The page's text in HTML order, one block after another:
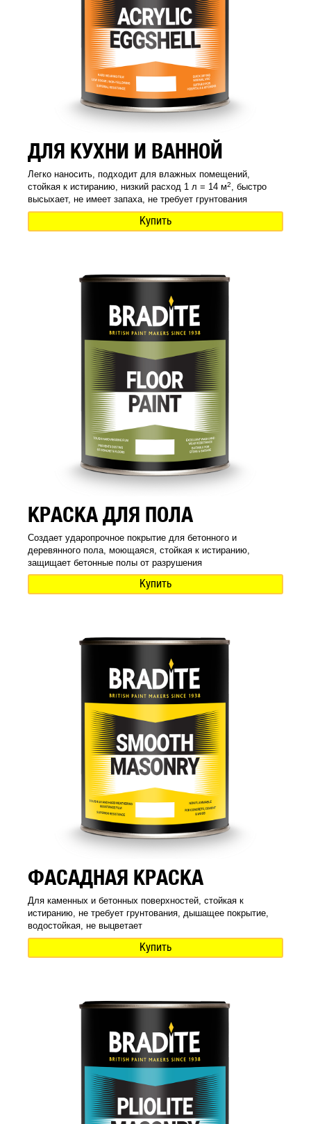
ДЛЯ КУХНИ И ВАННОЙ
Легко наносить, подходит для влажных помещений,
стойкая к истиранию, низкий расход 1 л = 14 м2, быстро
высыхает, не имеет запаха, не требует грунтования
Купить
КРАСКА ДЛЯ ПОЛА
Создает ударопрочное покрытие для бетонного и
деревянного пола, моющаяся, стойкая к истиранию,
защищает бетонные полы от разрушения
Купить
ФАСАДНАЯ КРАСКА
Для каменных и бетонных поверхностей, стойкая к
истиранию, не требует грунтования, дышащее покрытие,
водостойкая, не выцветает
Купить